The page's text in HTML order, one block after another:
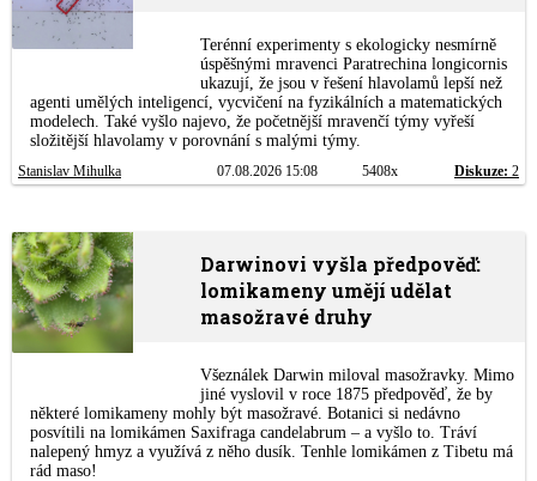
Terénní experimenty s ekologicky nesmírně
úspěšnými mravenci Paratrechina longicornis
ukazují, že jsou v řešení hlavolamů lepší než
agenti umělých inteligencí, vycvičení na fyzikálních a matematických
modelech. Také vyšlo najevo, že početnější mravenčí týmy vyřeší
složitější hlavolamy v porovnání s malými týmy.
Stanislav Mihulka 07.08.2026 15:08 5408x Diskuze: 2
Darwinovi vyšla předpověď:
lomikameny umějí udělat
masožravé druhy
Všeználek Darwin miloval masožravky. Mimo
jiné vyslovil v roce 1875 předpověď, že by
některé lomikameny mohly být masožravé. Botanici si nedávno
posvítili na lomikámen Saxifraga candelabrum – a vyšlo to. Tráví
nalepený hmyz a využívá z něho dusík. Tenhle lomikámen z Tibetu má
rád maso!